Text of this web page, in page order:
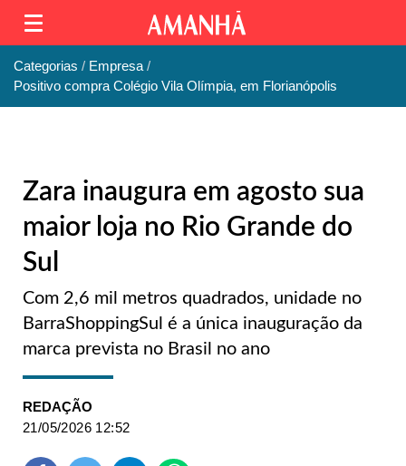
Categorias
Empresa
Positivo compra Colégio Vila Olímpia, em Florianópolis
Zara inaugura em agosto sua
maior loja no Rio Grande do
Sul
Com 2,6 mil metros quadrados, unidade no
BarraShoppingSul é a única inauguração da
marca prevista no Brasil no ano
REDAÇÃO
21/05/2026 12:52